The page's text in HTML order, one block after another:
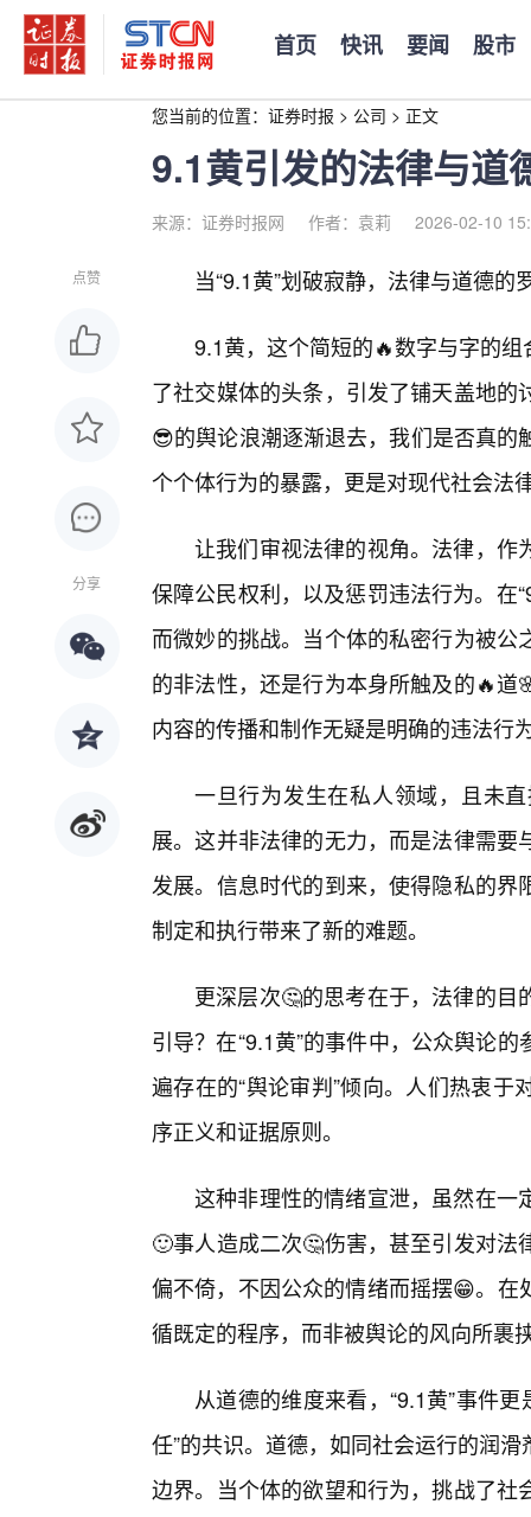
首页 快讯 要闻 股市
您当前的位置： 证券时报 > 公司 > 正文
9.1黄引发的法律与道
来源：证券时报网 作者：袁莉 2026-02-10
点赞
分享
当“9.1黄”划破寂静，法律与道德的
9.1黄，这个简短的🔥数字与字的
了社交媒体的头条，引发了铺天盖地
😎的舆论浪潮逐渐退去，我们是否真的
个个体行为的暴露，更是对现代社会法
让我们审视法律的视角。法律，作
保障公民权利，以及惩罚违法行为。在
而微妙的挑战。当个体的私密行为被
的非法性，还是行为本身所触及的🔥
内容的传播和制作无疑是明确的违法行
一旦行为发生在私人领域，且未
展。这并非法律的无力，而是法律需
发展。信息时代的到来，使得隐私的
制定和执行带来了新的难题。
更深层次🤔的思考在于，法律的
引导？在“9.1黄”的事件中，公众舆论
遍存在的“舆论审判”倾向。人们热衷
序正义和证据原则。
这种非理性的情绪宣泄，虽然在一
🙂事人造成二次🤔伤害，甚至引发对
偏不倚，不因公众的情绪而摇摆😁。
循既定的程序，而非被舆论的风向所裹
从道德的维度来看，“9.1黄”事件更
任”的共识。道德，如同社会运行的润
边界。当个体的欲望和行为，挑战了